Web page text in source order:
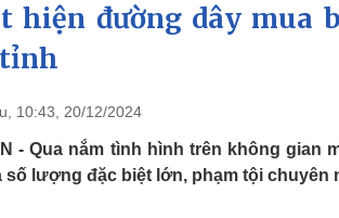
nhân sự
sự thật
Dự báo thời tiết
Quân sự - Quốc phòng
Vũ khí
hiện đường dây mua
10:43, 20/12/2024
- Qua nắm tình hình trên không gian
số lượng đặc biệt lớn, phạm tội